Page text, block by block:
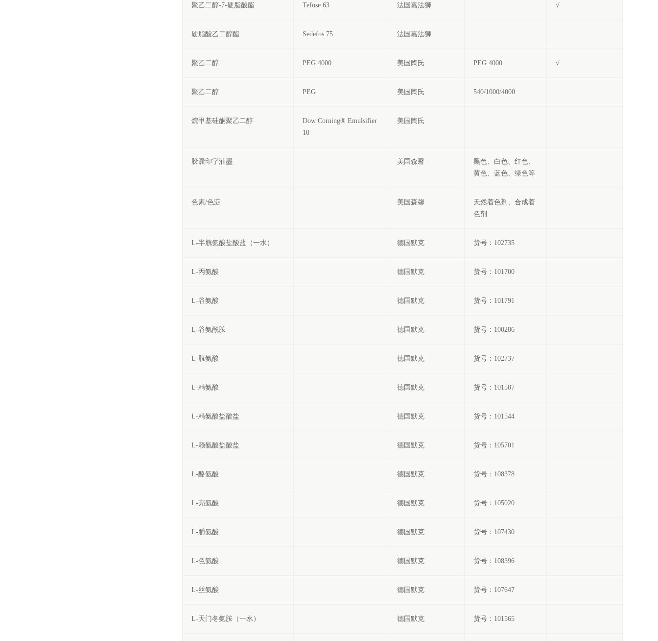
聚乙二醇-7-硬脂酸酯 Tefose 63 法国嘉法狮 √
硬脂酸乙二醇酯 Sedefos 75 法国嘉法狮
聚乙二醇 PEG 4000 美国陶氏 PEG 4000 √
聚乙二醇 PEG 美国陶氏 540/1000/4000
烷甲基硅酮聚乙二醇
Dow Corning® Emulsifier
10
美国陶氏
胶囊印字油墨 美国森馨
黑色、白色、红色、
黄色、蓝色、绿色等
色素/色淀 美国森馨
天然着色剂、合成着
色剂
L-半胱氨酸盐酸盐（一水） 德国默克 货号：102735
L-丙氨酸 德国默克 货号：101700
L-谷氨酸 德国默克 货号：101791
L-谷氨酰胺 德国默克 货号：100286
L-胱氨酸 德国默克 货号：102737
L-精氨酸 德国默克 货号：101587
L-精氨酸盐酸盐 德国默克 货号：101544
L-赖氨酸盐酸盐 德国默克 货号：105701
L-酪氨酸 德国默克 货号：108378
L-亮氨酸 德国默克 货号：105020
L-脯氨酸 德国默克 货号：107430
L-色氨酸 德国默克 货号：108396
L-丝氨酸 德国默克 货号：107647
L-天门冬氨胺（一水） 德国默克 货号：101565